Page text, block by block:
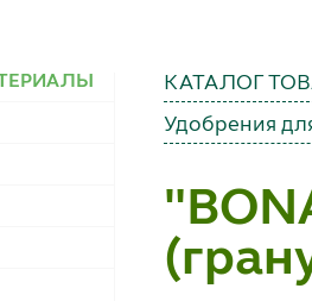
КАТАЛОГ
Удобрения